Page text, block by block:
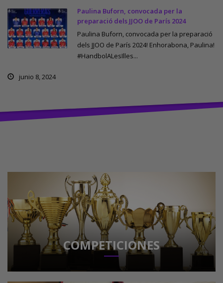
Paulina Buforn, convocada per la
preparació dels JJOO de París 2024
Paulina Buforn, convocada per la preparació
dels JJOO de París 2024! Enhorabona, Paulina!
#HandbolALesIlles...
junio 8, 2024
COMPETICIONES